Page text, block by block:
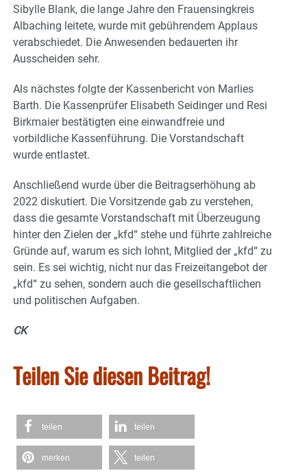
Sibylle Blank, die lange Jahre den Frauensingkreis
Albaching leitete, wurde mit gebührendem Applaus
verabschiedet. Die Anwesenden bedauerten ihr
Ausscheiden sehr.
Als nächstes folgte der Kassenbericht von Marlies
Barth. Die Kassenprüfer Elisabeth Seidinger und Resi
Birkmaier bestätigten eine einwandfreie und
vorbildliche Kassenführung. Die Vorstandschaft
wurde entlastet.
Anschließend wurde über die Beitragserhöhung ab
2022 diskutiert. Die Vorsitzende gab zu verstehen,
dass die gesamte Vorstandschaft mit Überzeugung
hinter den Zielen der „kfd“ stehe und führte zahlreiche
Gründe auf, warum es sich lohnt, Mitglied der „kfd“ zu
sein. Es sei wichtig, nicht nur das Freizeitangebot der
„kfd“ zu sehen, sondern auch die gesellschaftlichen
und politischen Aufgaben.
CK
Teilen Sie diesen Beitrag!
teilen teilen
merken teilen